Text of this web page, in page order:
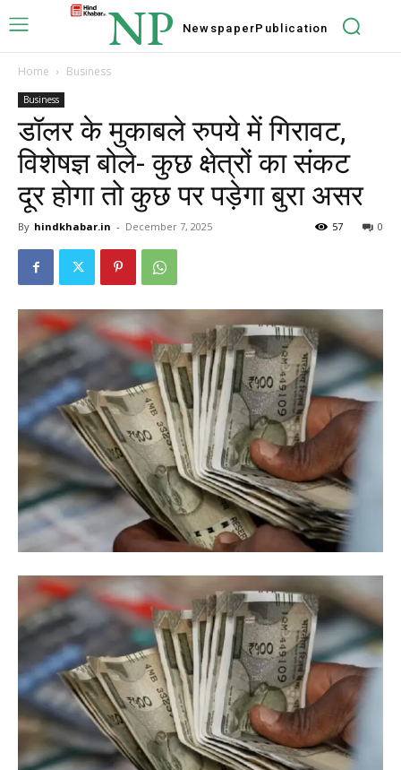
NP NewspaperPublication
Home Business
Business
डॉलर के मुकाबले रुपये में गिरावट,
विशेषज्ञ बोले- कुछ क्षेत्रों का संकट
दूर होगा तो कुछ पर पड़ेगा बुरा असर
By hindkhabar.in - December 7, 2025 0
57